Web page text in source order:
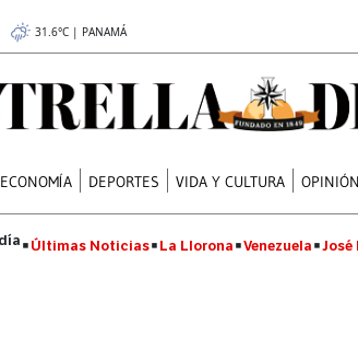
31.6°C | PANAMÁ
ECONOMÍA DEPORTES VIDA Y CULTURA OPINIÓN
Últimas Noticias La Llorona Venezuela José